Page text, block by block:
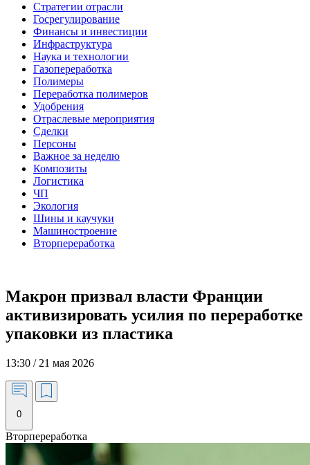
Стратегии отрасли
Госрегулирование
Финансы и инвестиции
Инфраструктура
Наука и технологии
Газопереработка
Полимеры
Переработка полимеров
Удобрения
Отраслевые мероприятия
Сделки
Персоны
Важное за неделю
Композиты
Логистика
ЧП
Экология
Шины и каучуки
Машиностроение
Вторпереработка
Макрон призвал власти Франции
активизировать усилия по переработке
упаковки из пластика
13:30 / 21 мая 2026
0